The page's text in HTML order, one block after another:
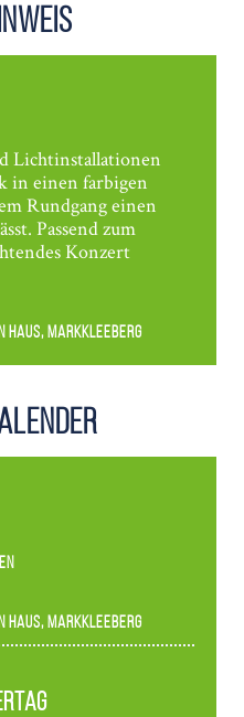
Lichtinstallationen
in einen farbigen
Rundgang einen
Passend zum
Konzert
Haus, Markkleeberg
Lichtinstallationen
in einen farbigen
Rundgang einen
Konzert
Haus, Markkleeberg